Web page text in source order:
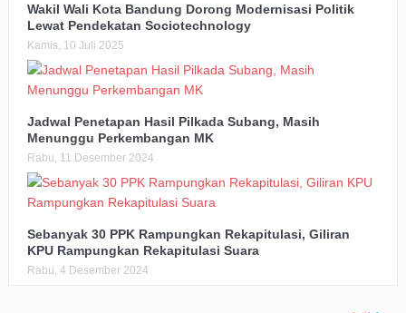
Wakil Wali Kota Bandung Dorong Modernisasi Politik
Lewat Pendekatan Sociotechnology
Kamis, 10 Juli 2025
Jadwal Penetapan Hasil Pilkada Subang, Masih
Menunggu Perkembangan MK
Rabu, 11 Desember 2024
Sebanyak 30 PPK Rampungkan Rekapitulasi, Giliran
KPU Rampungkan Rekapitulasi Suara
Rabu, 4 Desember 2024